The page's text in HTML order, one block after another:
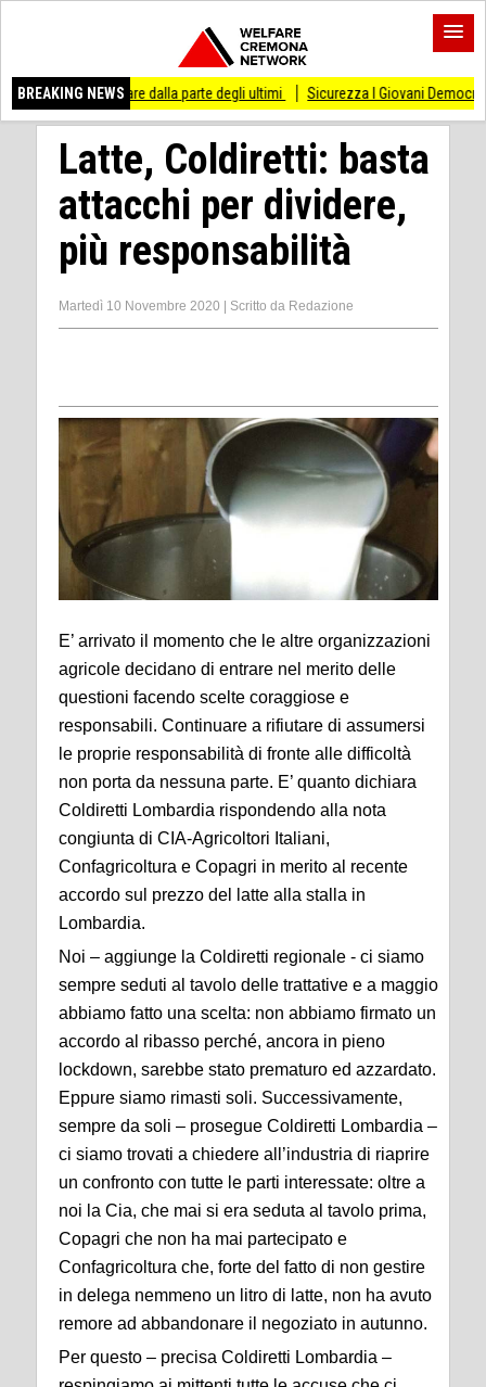
BREAKING NEWS
di stare dalla parte degli ultimi Sicurezza I Giovani Democratici
Latte, Coldiretti: basta
attacchi per dividere,
più responsabilità
Martedì 10 Novembre 2020 Scritto da Redazione
E’ arrivato il momento che le altre organizzazioni
agricole decidano di entrare nel merito delle
questioni facendo scelte coraggiose e
responsabili. Continuare a rifiutare di assumersi
le proprie responsabilità di fronte alle difficoltà
non porta da nessuna parte. E’ quanto dichiara
Coldiretti Lombardia rispondendo alla nota
congiunta di CIA-Agricoltori Italiani,
Confagricoltura e Copagri in merito al recente
accordo sul prezzo del latte alla stalla in
Lombardia.
Noi – aggiunge la Coldiretti regionale - ci siamo
sempre seduti al tavolo delle trattative e a maggio
abbiamo fatto una scelta: non abbiamo firmato un
accordo al ribasso perché, ancora in pieno
lockdown, sarebbe stato prematuro ed azzardato.
Eppure siamo rimasti soli. Successivamente,
sempre da soli – prosegue Coldiretti Lombardia –
ci siamo trovati a chiedere all’industria di riaprire
un confronto con tutte le parti interessate: oltre a
noi la Cia, che mai si era seduta al tavolo prima,
Copagri che non ha mai partecipato e
Confagricoltura che, forte del fatto di non gestire
in delega nemmeno un litro di latte, non ha avuto
remore ad abbandonare il negoziato in autunno.
Per questo – precisa Coldiretti Lombardia –